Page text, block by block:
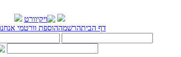
דף הביתהרשמההוספת וורטמי